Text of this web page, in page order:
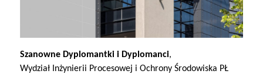
Szanowne Dyplomantki i Dyplomanci,
Wydział Inżynierii Procesowej i Ochrony Środowiska PŁ